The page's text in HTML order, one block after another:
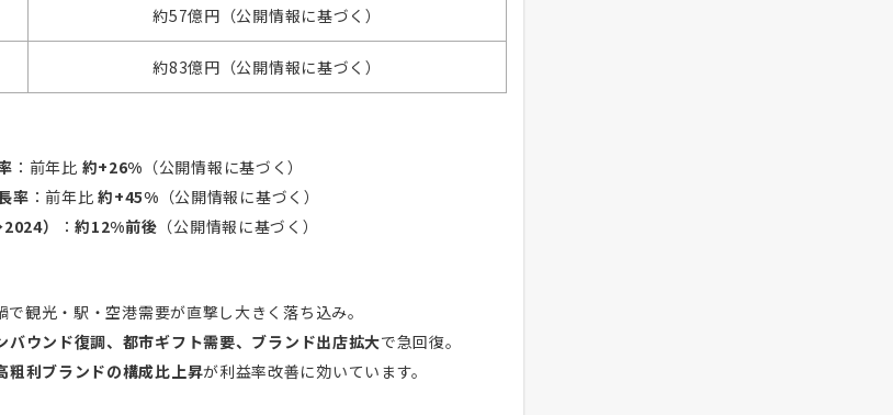
約57億円（公開情報に基づく）
約83億円（公開情報に基づく）
：前年比 約+26% （公開情報に基づく）
率 ：前年比約+45% （公開情報に基づく）
）
：約12%前後 （公開情報に基づく）
観光・駅・空港需要が直撃し大きく落ち込み。
バウンド復調、都市ギフト需要、ブランド出店拡大で急回復。
粗利ブランドの構成比上昇が利益率改善に効いています。